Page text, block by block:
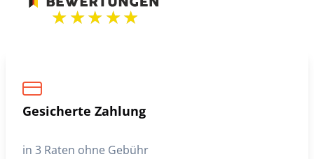
Gesicherte Zahlung
in 3 Raten ohne Gebühr